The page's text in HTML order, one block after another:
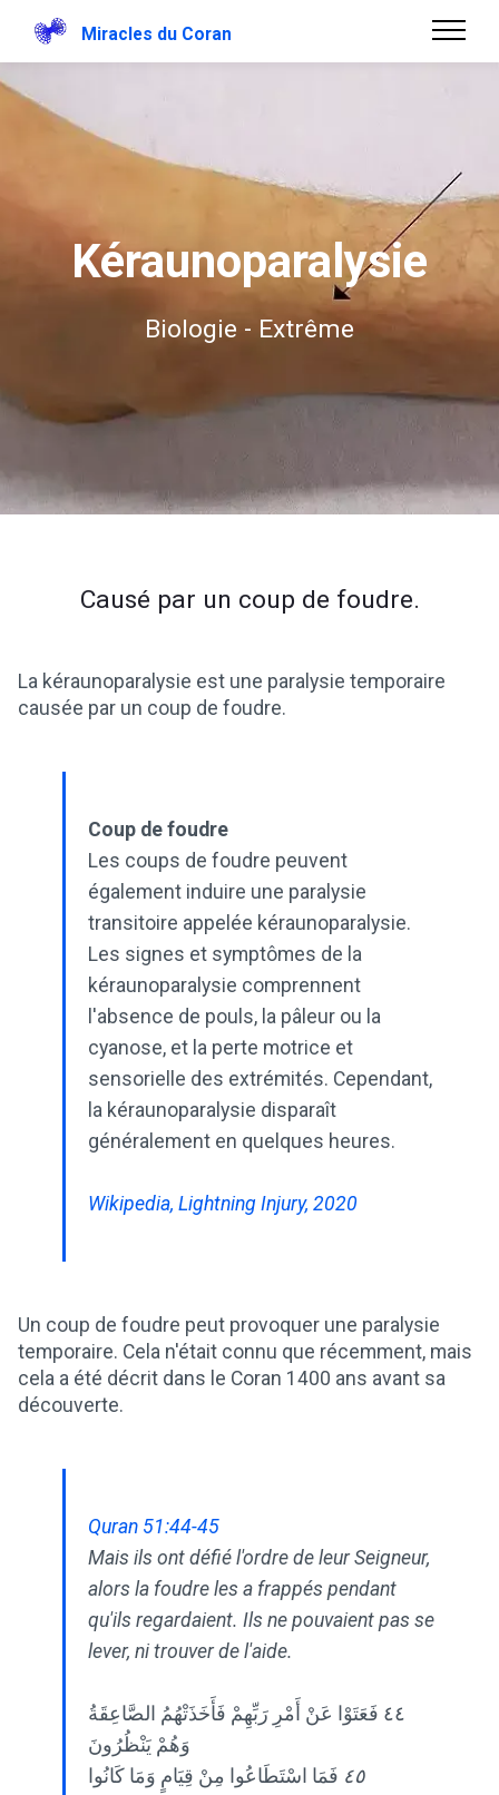
Miracles du Coran
Kéraunoparalysie
Biologie - Extrême
Causé par un coup de foudre.
La kéraunoparalysie est une paralysie temporaire
causée par un coup de foudre.
Coup de foudre
Les coups de foudre peuvent
également induire une paralysie
transitoire appelée kéraunoparalysie.
Les signes et symptômes de la
kéraunoparalysie comprennent
l'absence de pouls, la pâleur ou la
cyanose, et la perte motrice et
sensorielle des extrémités. Cependant,
la kéraunoparalysie disparaît
généralement en quelques heures.
Wikipedia, Lightning Injury, 2020
Un coup de foudre peut provoquer une paralysie
temporaire. Cela n'était connu que récemment, mais
cela a été décrit dans le Coran 1400 ans avant sa
découverte.
Quran 51:44-45
Mais ils ont défié l'ordre de leur Seigneur,
alors la foudre les a frappés pendant
qu'ils regardaient. Ils ne pouvaient pas se
lever, ni trouver de l'aide.
٤٤ فَعَتَوْا عَنْ أَمْرِ رَبِّهِمْ فَأَخَذَتْهُمُ الصَّاعِقَةُ
وَهُمْ يَنْظُرُونَ
٤٥ فَمَا اسْتَطَاعُوا مِنْ قِيَامٍ وَمَا كَانُوا